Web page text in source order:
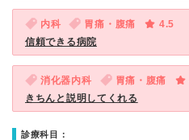
内科 胃痛・腹痛
4.5
信頼できる病院
消化器内科 胃痛・腹痛
きちんと説明してくれる
診療科目：